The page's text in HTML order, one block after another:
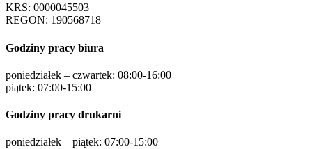
KRS: 0000045503
REGON: 190568718
Godziny pracy biura
poniedziałek – czwartek: 08:00-16:00
piątek: 07:00-15:00
Godziny pracy drukarni
poniedziałek – piątek: 07:00-15:00